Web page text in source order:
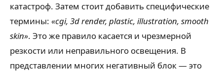
катастроф. Затем стоит добавить специфические
термины: «cgi, 3d render, plastic, illustration, smooth
skin». Это же правило касается и чрезмерной
резкости или неправильного освещения. В
представлении многих негативный блок — это